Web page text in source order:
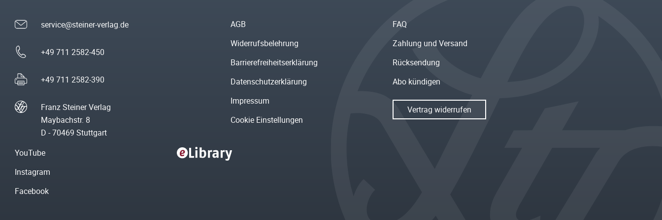
service@steiner-verlag.de
+49 711 2582-450
+49 711 2582-390
Franz Steiner Verlag
Maybachstr. 8
D - 70469 Stuttgart
AGB
Widerrufsbelehrung
Barrierefreiheitserklärung
Datenschutzerklärung
Impressum
Cookie Einstellungen
FAQ
Zahlung und Versand
Rücksendung
Abo kündigen
Vertrag widerrufen
YouTube
Instagram
Facebook